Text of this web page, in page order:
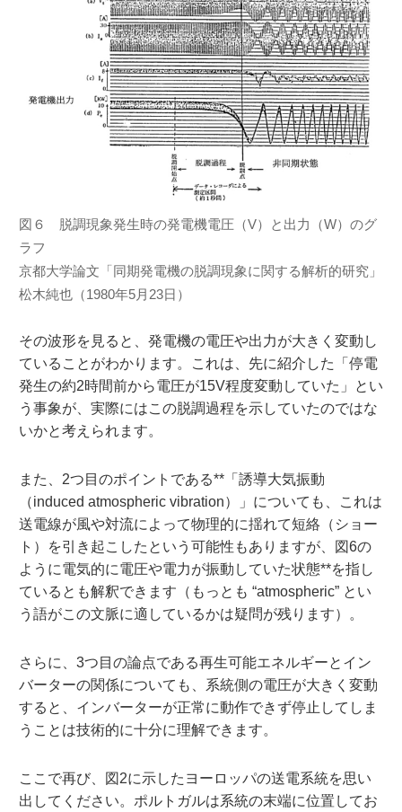
図６ 脱調現象発生時の発電機電圧（V）と出力（W）のグ
ラフ
京都大学論文「同期発電機の脱調現象に関する解析的研究」
松木純也（1980年5月23日）
その波形を見ると、発電機の電圧や出力が大きく変動し
ていることがわかります。これは、先に紹介した「停電
発生の約2時間前から電圧が15V程度変動していた」とい
う事象が、実際にはこの脱調過程を示していたのではな
いかと考えられます。
また、2つ目のポイントである**「誘導大気振動
（induced atmospheric vibration）」についても、これは
送電線が風や対流によって物理的に揺れて短絡（ショー
ト）を引き起こしたという可能性もありますが、図6の
ように電気的に電圧や電力が振動していた状態**を指し
ているとも解釈できます（もっとも “atmospheric” とい
う語がこの文脈に適しているかは疑問が残ります）。
さらに、3つ目の論点である再生可能エネルギーとイン
バーターの関係についても、系統側の電圧が大きく変動
すると、インバーターが正常に動作できず停止してしま
うことは技術的に十分に理解できます。
ここで再び、図2に示したヨーロッパの送電系統を思い
出してください。ポルトガルは系統の末端に位置してお